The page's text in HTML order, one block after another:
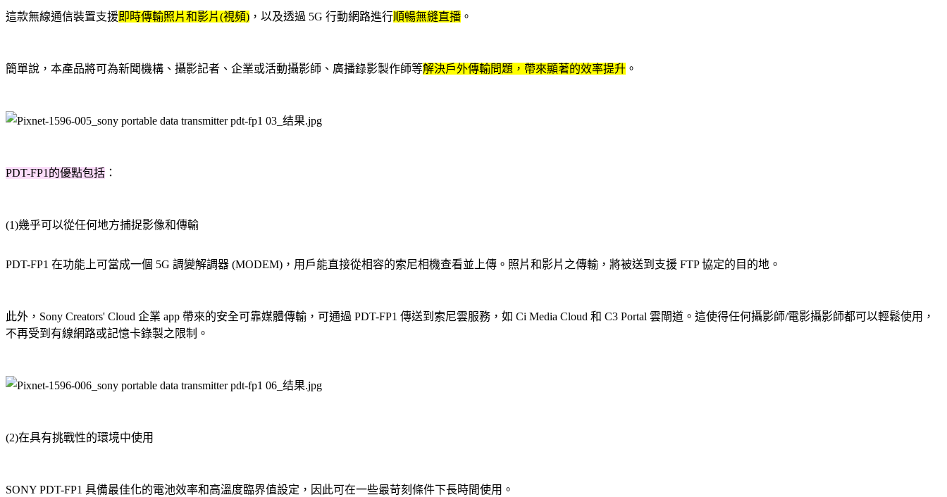
這款無線通信裝置支援即時傳輸照片和影片(視頻) ，以及透過 5G 行動網路進行順暢無縫直播 。
簡單說，本產品將可為新聞機構、攝影記者、企業或活動攝影師、廣播錄影製作師等解決戶外傳輸問題，帶來顯著的效率提升 。
PDT-FP1的優點包括 ：
(1)幾乎可以從任何地方捕捉影像和傳輸
PDT-FP1 在功能上可當成一個 5G 調變解調器 (MODEM)，用戶能直接從相容的索尼相機查看並上傳。照片和影片之傳輸，將被送到支援 FTP 協定的目的地。
此外，Sony Creators' Cloud 企業 app 帶來的安全可靠媒體傳輸，可通過 PDT-FP1 傳送到索尼雲服務，如 Ci Media Cloud 和 C3 Portal 雲閘道。這使得任何攝影師/電影攝影師都可以輕鬆使用，
不再受到有線網路或記憶卡錄製之限制。
(2)在具有挑戰性的環境中使用
SONY PDT-FP1 具備最佳化的電池效率和高溫度臨界值設定，因此可在一些最苛刻條件下長時間使用。